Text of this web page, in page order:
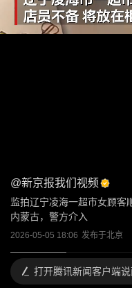
@新京报我们视频
监拍辽宁凌海一超市女顾客
内蒙古，警方介入
2026-05-05 18:06 发布于北京
打开腾讯新闻客户端